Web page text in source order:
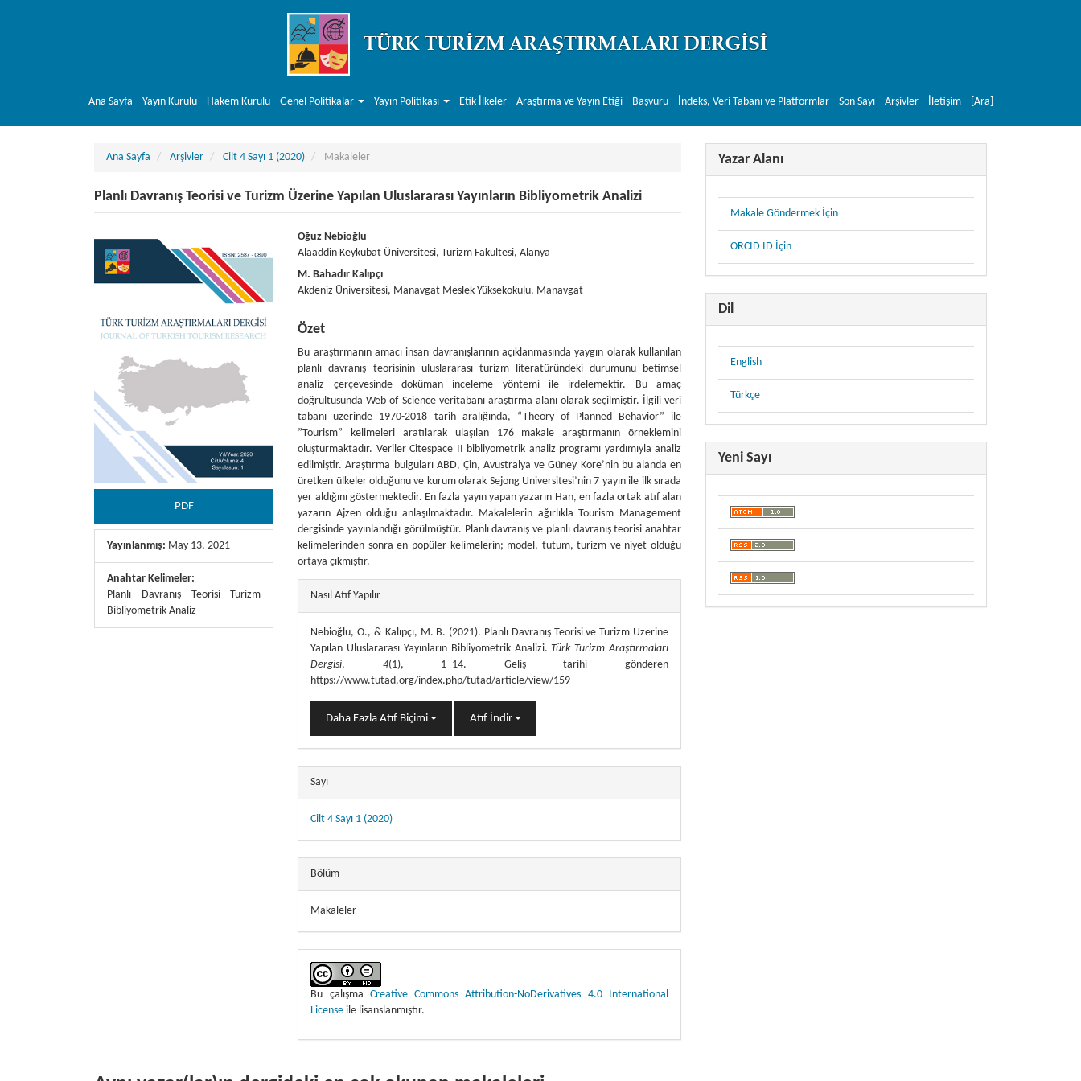
##plugins.themes.bootstrap3.accessible_menu.main_content##
Ana Sayfa Yayın Kurulu Hakem Kurulu Genel Politikalar Yayın Politikası Etik İlkeler Araştırma ve Yayın Etiği Başvuru İndeks, Veri Tabanı ve Platformlar Son Sayı Arşivler İletişim [Ara]
Ana Sayfa Arşivler Cilt 4 Sayı 1 (2020) Makaleler
Planlı Davranış Teorisi ve Turizm Üzerine Yapılan Uluslararası Yayınların Bibliyometrik Analizi
##plugins.themes.bootstrap3.article.sidebar##
PDF
Yayınlanmış: May 13, 2021
Anahtar Kelimeler:
Planlı Davranış Teorisi Turizm
Bibliyometrik Analiz
##plugins.themes.bootstrap3.article.main##
Oğuz Nebioğlu
Alaaddin Keykubat Üniversitesi, Turizm Fakültesi, Alanya
M. Bahadır Kalıpçı
Akdeniz Üniversitesi, Manavgat Meslek Yüksekokulu, Manavgat
Özet
Bu araştırmanın amacı insan davranışlarının açıklanmasında yaygın olarak kullanılan
planlı davranış teorisinin uluslararası turizm literatüründeki durumunu betimsel
analiz çerçevesinde doküman inceleme yöntemi ile irdelemektir. Bu amaç
doğrultusunda Web of Science veritabanı araştırma alanı olarak seçilmiştir. İlgili veri
tabanı üzerinde 1970-2018 tarih aralığında, “Theory of Planned Behavior” ile
”Tourism” kelimeleri aratılarak ulaşılan 176 makale araştırmanın örneklemini
oluşturmaktadır. Veriler Citespace II bibliyometrik analiz programı yardımıyla analiz
edilmiştir. Araştırma bulguları ABD, Çin, Avustralya ve Güney Kore’nin bu alanda en
üretken ülkeler olduğunu ve kurum olarak Sejong Universitesi’nin 7 yayın ile ilk sırada
yer aldığını göstermektedir. En fazla yayın yapan yazarın Han, en fazla ortak atıf alan
yazarın Ajzen olduğu anlaşılmaktadır. Makalelerin ağırlıkla Tourism Management
dergisinde yayınlandığı görülmüştür. Planlı davranış ve planlı davranış teorisi anahtar
kelimelerinden sonra en popüler kelimelerin; model, tutum, turizm ve niyet olduğu
ortaya çıkmıştır.
Nasıl Atıf Yapılır
Nebioğlu, O., & Kalıpçı, M. B. (2021). Planlı Davranış Teorisi ve Turizm Üzerine
Yapılan Uluslararası Yayınların Bibliyometrik Analizi.Türk Turizm Araştırmaları
Dergisi, 4(1), 1–14. Geliş tarihi gönderen
https://www.tutad.org/index.php/tutad/article/view/159
Daha Fazla Atıf Biçimi Atıf İndir
Sayı
Cilt 4 Sayı 1 (2020)
Bölüm
Makaleler
Bu çalışma Creative Commons Attribution-NoDerivatives 4.0 International
License ile lisanslanmıştır.
Yazar Alanı
Makale Göndermek İçin
ORCID ID İçin
Dil
English
Türkçe
Yeni Sayı